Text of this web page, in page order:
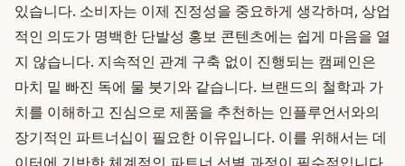
있습니다. 소비자는 이제 진정성을 중요하게 생각하며, 상업
적인 의도가 명백한 단발성 홍보 콘텐츠에는 쉽게 마음을 열
지 않습니다. 지속적인 관계 구축 없이 진행되는 캠페인은
마치 밑 빠진 독에 물 붓기와 같습니다. 브랜드의 철학과 가
치를 이해하고 진심으로 제품을 추천하는 인플루언서와의
장기적인 파트너십이 필요한 이유입니다. 이를 위해서는 데